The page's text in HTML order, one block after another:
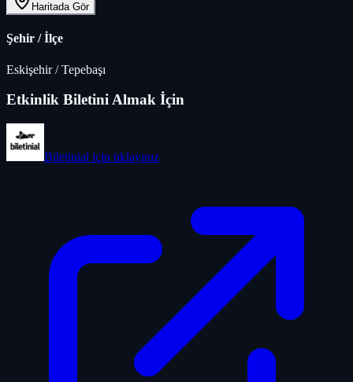
Haritada Gör
Şehir / İlçe
Eskişehir/Tepebaşı
Etkinlik Biletini Almak İçin
Biletinial için tıklayınız